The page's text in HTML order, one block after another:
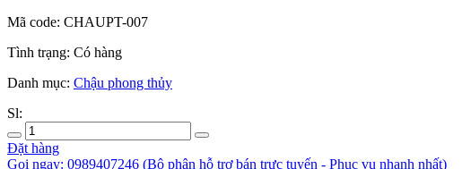
Mã code: CHAUPT-007
Tình trạng: Có hàng
Danh mục: Chậu phong thủy
Sl:
Đặt hàng
Gọi ngay: 0989407246 (Bộ phận hỗ trợ bán trực tuyến - Phục vụ nhanh nhất)